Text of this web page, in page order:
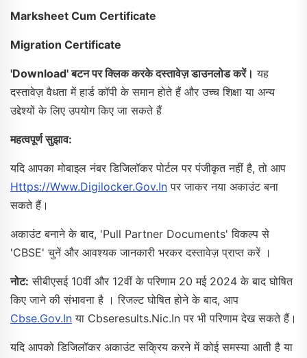
Marksheet Cum Certificate
Migration Certificate
'Download' बटन पर क्लिक करके दस्तावेज़ डाउनलोड करें। यह
दस्तावेज़ वैधता में हार्ड कॉपी के समान होते हैं और उच्च शिक्षा या अन्य
उद्देश्यों के लिए उपयोग किए जा सकते हैं
महत्वपूर्ण सुझाव:
यदि आपका मोबाइल नंबर डिजिलॉकर पोर्टल पर पंजीकृत नहीं है, तो आप
Https://www.digilocker.gov.in पर जाकर नया अकाउंट बना
सकते हैं।
अकाउंट बनाने के बाद, 'Pull Partner Documents' विकल्प से
'CBSE' चुनें और आवश्यक जानकारी भरकर दस्तावेज़ प्राप्त करें ।
नोट: सीबीएसई 10वीं और 12वीं के परिणाम 20 मई 2024 के बाद घोषित
किए जाने की संभावना है । रिजल्ट घोषित होने के बाद, आप
Cbse.gov.in या Cbseresults.nic.in पर भी परिणाम देख सकते हैं।
यदि आपको डिजिलॉकर अकाउंट सक्रिय करने में कोई समस्या आती है या